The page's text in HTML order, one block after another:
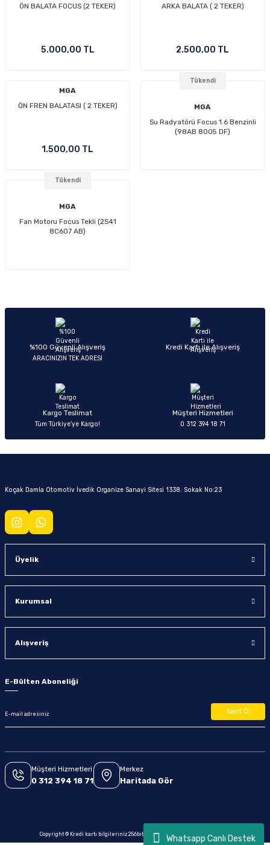
Whatsapp Canlı Destek
ÖN BALATA FOCUS (2 TEKER)
5.000,00 TL
ARKA BALATA ( 2 TEKER)
2.500,00 TL
MGA
ÖN FREN BALATASI ( 2 TEKER)
1.500,00 TL
Tükendi
MGA
Su Radyatörü Focus 1.6 Benzinli
(98AB 8005 DF)
Tükendi
MGA
Fan Motoru Focus Tekli (2S41
8C607 AB)
%100 Güvenli Alışveriş
ARACINIZIN TEK ADRESİ
Kredi Kartı ile Alışveriş
Kargo Teslimat
Tüm Türkiye’ye Kargo!
Müşteri Hizmetleri
0 312 394 18 71
Koçak Damla Otomotiv İvedik Organize Sanayi Sitesi 1338. Sokak No:23
Üyelik
Kurumsal
Alışveriş
E-Bülten Aboneliği
Kayıt Ol
Müşteri Hizmetleri
0 312 394 18 71
Merkez
Haritada Gör
Copyright © Kredi kartı bilgileriniz 256bit SSL sertifikası ile korunmaktadır.